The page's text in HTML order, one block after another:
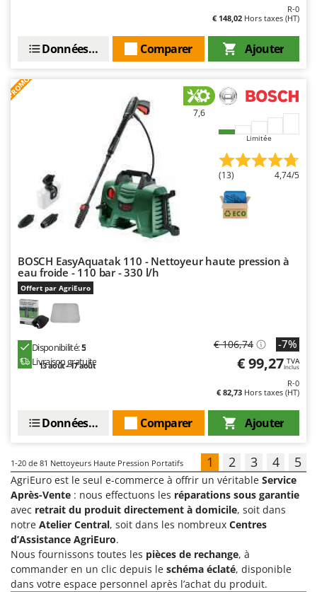
R-0
€ 148,02 Hors taxes (HT)
Ajouter
Comparer
Données techniques
PROMO
7,6
Limitée
(13) 4,74/5
BOSCH EasyAquatak 110 - Nettoyeur haute pression à
eau froide - 110 bar - 330 l/h
Offert par AgriEuro
Disponibilité:5
Livraison gratuite
13 août - 17 août
€ 106,74 -7%
€ 99,27 TVA
Inclus
R-0
€ 82,73 Hors taxes (HT)
Ajouter
Comparer
Données techniques
1-20 de 81 Nettoyeurs Haute Pression Portatifs 1 2 3 4 5
AgriEuro est le seul e-commerce à offrir un véritable Service
Après-Vente : nous effectuons les réparations sous garantie
avec retrait du produit directement à domicile, soit dans
notre Atelier Central, soit dans les nombreux Centres
d’Assistance AgriEuro.
Nous fournissons toutes les pièces de rechange, à
commander en un clic depuis le schéma éclaté, disponible
dans votre espace personnel après l’achat du produit.